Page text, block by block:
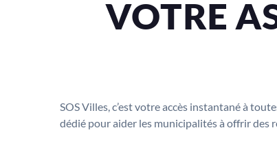
VOTRE
SOS Villes, c’est votre accès instantané à
dédié pour aider les municipalités à offrir des